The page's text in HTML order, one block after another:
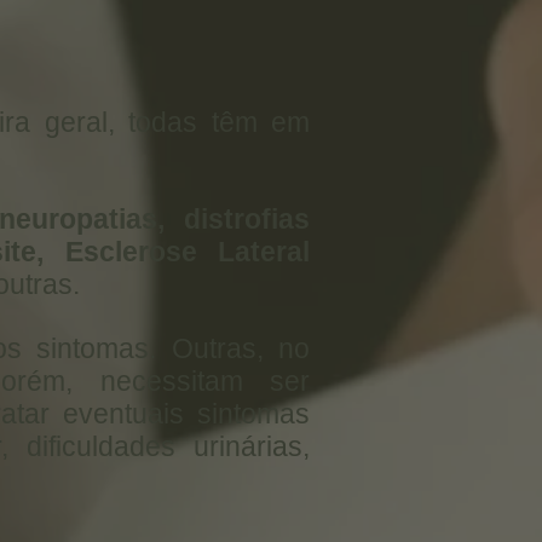
geral, todas têm em
distrofias
Esclerose Lateral
sintomas. Outras, no
necessitam ser
eventuais sintomas
urinárias,